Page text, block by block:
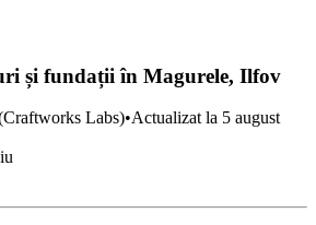
și fundații în Magurele, Ilfov
Labs)•Actualizat la 5 august